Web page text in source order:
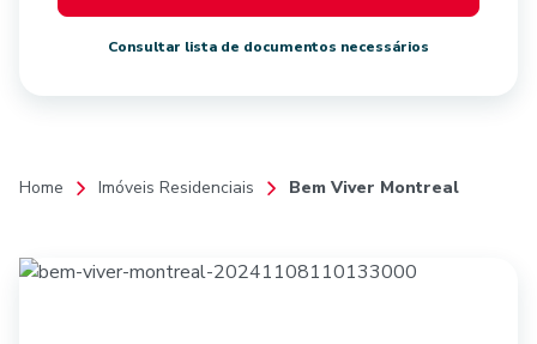
Consultar lista de documentos necessários
Home Imóveis Residenciais Bem Viver Montreal